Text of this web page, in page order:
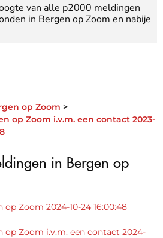
van alle p2000 meldingen
in Bergen op Zoom en nabije
op Zoom
op Zoom i.v.m. een contact 2023-
in Bergen op
Zoom 2024-10-24 16:00:48
op Zoom i.v.m. een contact 2024-